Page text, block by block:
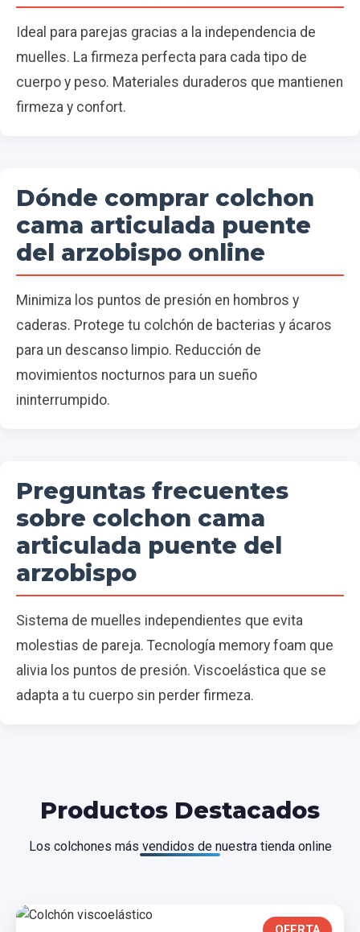
Ideal para parejas gracias a la independencia de
muelles. La firmeza perfecta para cada tipo de
cuerpo y peso. Materiales duraderos que mantienen
firmeza y confort.
Dónde comprar colchon
cama articulada puente
del arzobispo online
Minimiza los puntos de presión en hombros y
caderas. Protege tu colchón de bacterias y ácaros
para un descanso limpio. Reducción de
movimientos nocturnos para un sueño
ininterrumpido.
Preguntas frecuentes
sobre colchon cama
articulada puente del
arzobispo
Sistema de muelles independientes que evita
molestias de pareja. Tecnología memory foam que
alivia los puntos de presión. Viscoelástica que se
adapta a tu cuerpo sin perder firmeza.
Productos Destacados
Los colchones más vendidos de nuestra tienda online